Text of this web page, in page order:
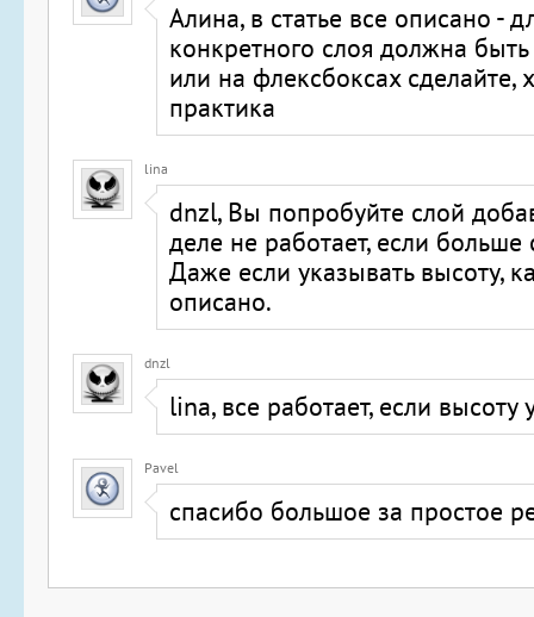
Алина, в статье все описано -
конкретного слоя должна
или на флексбоксах сделайте,
практика
lina
dnzl, Вы попробуйте слой
деле не работает, если больше
Даже если указывать высоту,
описано.
dnzl
lina, все работает, если высоту
Pavel
спасибо большое за простое